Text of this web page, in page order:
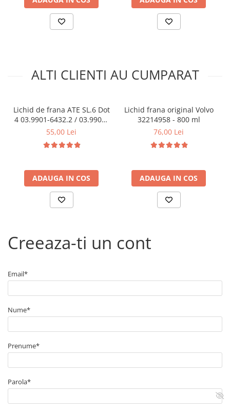
ALTI CLIENTI AU CUMPARAT
Lichid de frana ATE SL.6 Dot
4 03.9901-6432.2 / 03.9901-
6432.2 - 1 Litru
55,00 Lei
ADAUGA IN COS
Lichid frana original Volvo
32214958 - 800 ml
76,00 Lei
ADAUGA IN COS
Creeaza-ti un cont
Email*
Nume*
Prenume*
Parola*